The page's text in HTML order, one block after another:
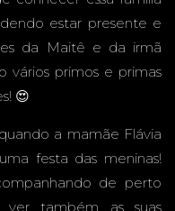
-
estar presente e
da Maitê e da irmã
vários primos e primas
😍
a mamãe Flávia
festa das meninas!
de perto
também as suas